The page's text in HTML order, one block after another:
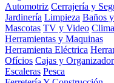
Automotriz Cerrajería y
Jardinería Limpieza Baños
Mascotas TV y Video
Herramientas y Maquinas
Herramienta Eléctrica
Ofícios Cajas y
Escaleras Pesca